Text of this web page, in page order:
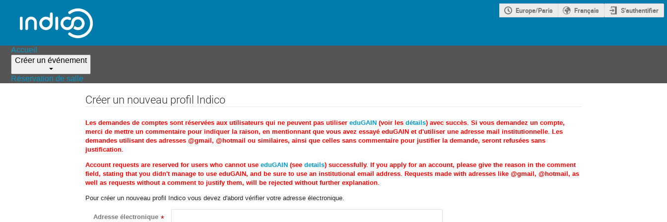
Europe/Paris Français S'authentifier
Accueil
Créer un événement
Réservation de salle
Créer un nouveau profil Indico
Les demandes de comptes sont réservées aux utilisateurs qui ne peuvent pas utiliser eduGAIN (voir les détails) avec succès. Si vous demandez un compte,
merci de mettre un commentaire pour indiquer la raison, en mentionnant que vous avez essayé eduGAIN et d'utiliser une adresse mail institutionnelle. Les
demandes utilisant des adresses @gmail, @hotmail ou similaires, ainsi que celles sans commentaire pour justifier la demande, seront refusées sans
justification.
Account requests are reserved for users who cannot use eduGAIN (see details) successfully. If you apply for an account, please give the reason in the comment
field, stating that you didn't manage to use eduGAIN, and be sure to use an institutional email address. Requests made with adresses like @gmail, @hotmail, as
well as requests without a comment to justify them, will be rejected without further explanation.
Pour créer un nouveau profil Indico vous devez d'abord vérifier votre adresse électronique.
Adresse électronique *